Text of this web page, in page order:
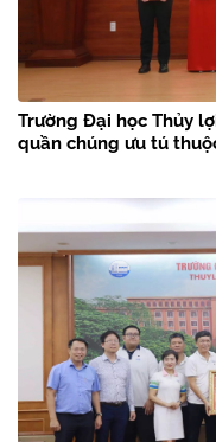
Trường Đại học Thủy
quần chúng ưu tú